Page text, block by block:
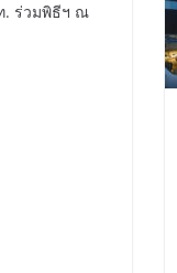
. ร่วมพิธีฯ ณ